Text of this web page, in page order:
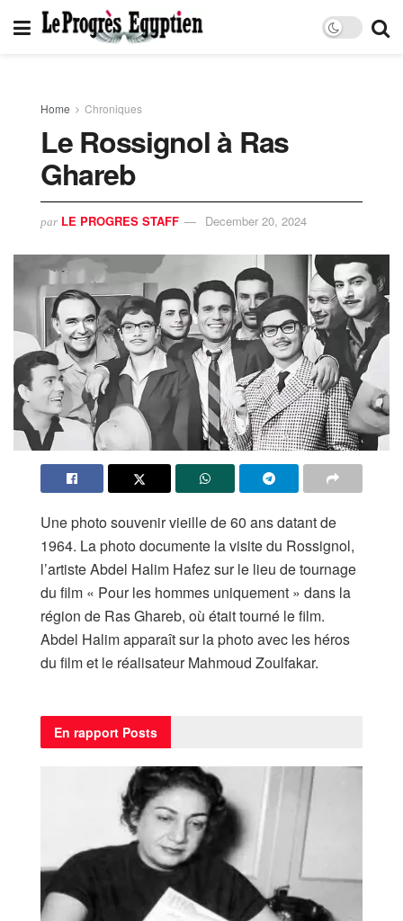
Home Chroniques
Le Rossignol à Ras
Ghareb
par LE PROGRES STAFF December 20, 2024
Une photo souvenir vieille de 60 ans datant de
1964. La photo documente la visite du Rossignol,
l’artiste Abdel Halim Hafez sur le lieu de tournage
du film « Pour les hommes uniquement » dans la
région de Ras Ghareb, où était tourné le film.
Abdel Halim apparaît sur la photo avec les héros
du film et le réalisateur Mahmoud Zoulfakar.
En rapport Posts